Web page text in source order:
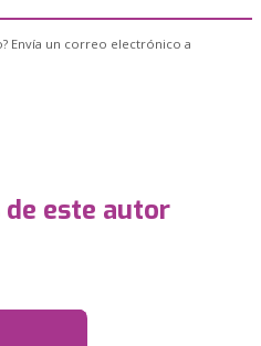
Envía un correo electrónico a
este autor